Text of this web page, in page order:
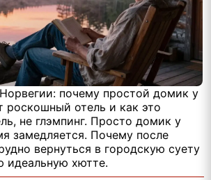
почему простой домик у
роскошный отель и как это
не глэмпинг. Просто домик у
замедляется. Почему после
вернуться в городскую суету
идеальную хютте.